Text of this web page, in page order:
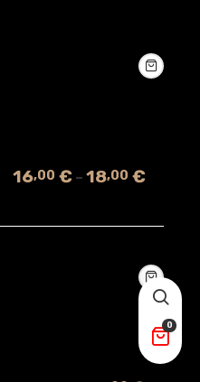
0
16,00 € – 18,00 €